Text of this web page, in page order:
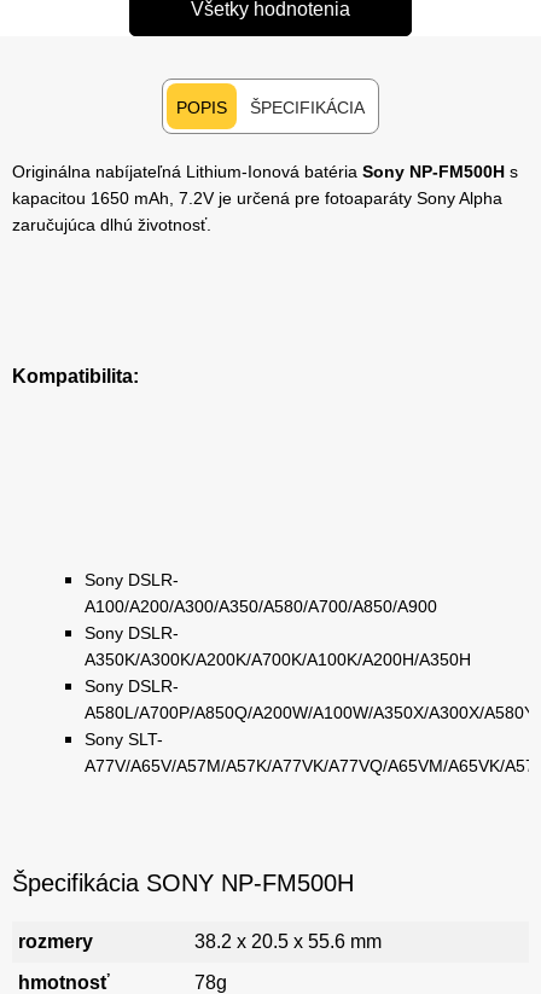
Všetky hodnotenia
POPIS ŠPECIFIKÁCIA
Originálna nabíjateľná Lithium-Ionová batéria Sony NP-FM500H s
kapacitou 1650 mAh, 7.2V je určená pre fotoaparáty Sony Alpha
zaručujúca dlhú životnosť.
Kompatibilita:
Sony DSLR-
A100/A200/A300/A350/A580/A700/A850/A900
Sony DSLR-
A350K/A300K/A200K/A700K/A100K/A200H/A350H
Sony DSLR-
A580L/A700P/A850Q/A200W/A100W/A350X/A300X/
Sony SLT-
A77V/A65V/A57M/A57K/A77VK/A77VQ/A65VM/A65VK/
Špecifikácia SONY NP-FM500H
rozmery
38.2 x 20.5 x 55.6 mm
hmotnosť
78g